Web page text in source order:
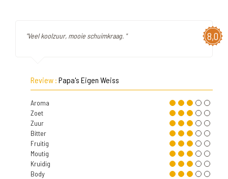
8,0
"Veel koolzuur, mooie schuimkraag. "
Review : Papa's Eigen Weiss
Aroma
Zoet
Zuur
Bitter
Fruitig
Moutig
Kruidig
Body